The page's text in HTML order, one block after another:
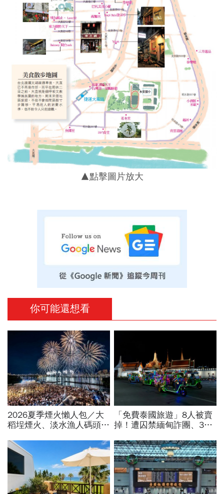
▲點擊圖片放大
你可能還想看
2026夏季煙火懶人包／大
稻埕煙火、淡水漁人碼頭、
放時間、表演卡司、最佳觀
賞點必看
「免費泰國旅遊」8人被賣
掉！遭囚禁緬甸詐團、3人
很爛「只讓我們活著能賣」